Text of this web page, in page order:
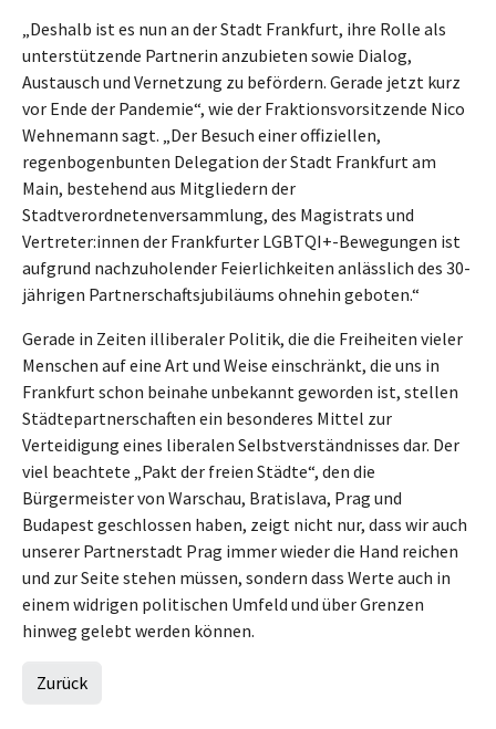
„Deshalb ist es nun an der Stadt Frankfurt, ihre Rolle als
unterstützende Partnerin anzubieten sowie Dialog,
Austausch und Vernetzung zu befördern. Gerade jetzt kurz
vor Ende der Pandemie“, wie der Fraktionsvorsitzende Nico
Wehnemann sagt. „Der Besuch einer offiziellen,
regenbogenbunten Delegation der Stadt Frankfurt am
Main, bestehend aus Mitgliedern der
Stadtverordnetenversammlung, des Magistrats und
Vertreter:innen der Frankfurter LGBTQI+-Bewegungen ist
aufgrund nachzuholender Feierlichkeiten anlässlich des 30-
jährigen Partnerschaftsjubiläums ohnehin geboten.“
Gerade in Zeiten illiberaler Politik, die die Freiheiten vieler
Menschen auf eine Art und Weise einschränkt, die uns in
Frankfurt schon beinahe unbekannt geworden ist, stellen
Städtepartnerschaften ein besonderes Mittel zur
Verteidigung eines liberalen Selbstverständnisses dar. Der
viel beachtete „Pakt der freien Städte“, den die
Bürgermeister von Warschau, Bratislava, Prag und
Budapest geschlossen haben, zeigt nicht nur, dass wir auch
unserer Partnerstadt Prag immer wieder die Hand reichen
und zur Seite stehen müssen, sondern dass Werte auch in
einem widrigen politischen Umfeld und über Grenzen
hinweg gelebt werden können.
Zurück